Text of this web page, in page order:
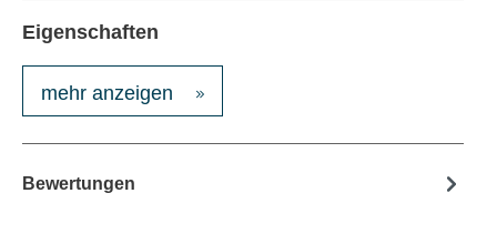
Eigenschaften
mehr anzeigen
Bewertungen